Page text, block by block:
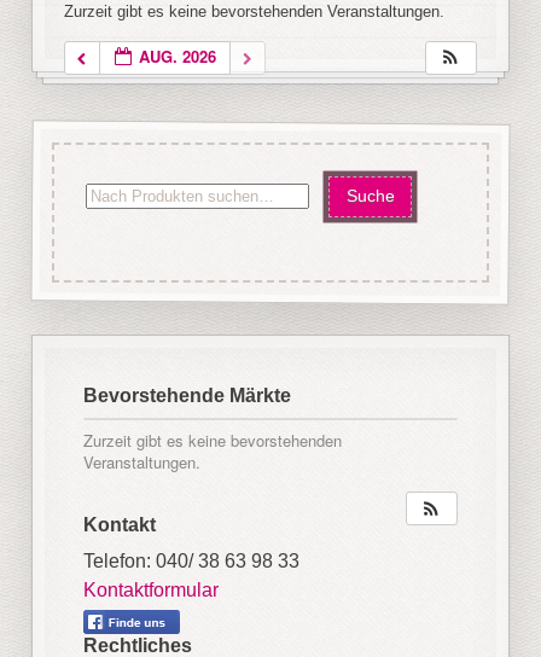
Zurzeit gibt es keine bevorstehenden Veranstaltungen.
AUG. 2026
Bevorstehende Märkte
Zurzeit gibt es keine bevorstehenden
Veranstaltungen.
Kontakt
Telefon: 040/ 38 63 98 33
Kontaktformular
Rechtliches